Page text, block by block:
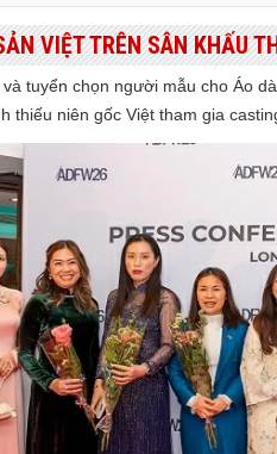
VIỆT TRÊN SÂN KHẤU
tuyển chọn người mẫu cho Áo
thiếu niên gốc Việt tham gia